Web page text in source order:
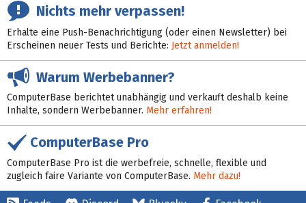
Nichts mehr verpassen!
Erhalte eine Push-Benachrichtigung (oder einen Newsletter) bei
Erscheinen neuer Tests und Berichte: Jetzt anmelden!
Warum Werbebanner?
ComputerBase berichtet unabhängig und verkauft deshalb keine
Inhalte, sondern Werbebanner. Mehr erfahren!
ComputerBase Pro
ComputerBase Pro ist die werbefreie, schnelle, flexible und
zugleich faire Variante von ComputerBase. Mehr dazu!